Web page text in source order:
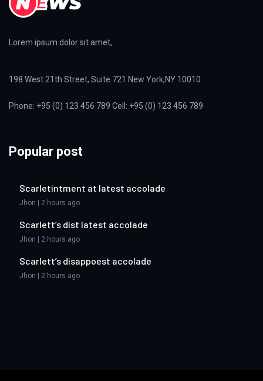
Lorem ipsum dolor sit amet,
198 West 21th Street, Suite 721 New York,NY 10010
Phone: +95 (0) 123 456 789 Cell: +95 (0) 123 456 789
Popular post
Scarletintment at latest accolade
Jhon | 2 hours ago
Scarlett’s dist latest accolade
Jhon | 2 hours ago
Scarlett’s disappoest accolade
Jhon | 2 hours ago